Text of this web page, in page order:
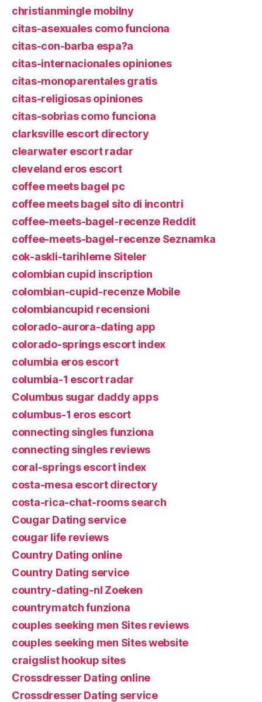
christianmingle mobilny
citas-asexuales como funciona
citas-con-barba espa?a
citas-internacionales opiniones
citas-monoparentales gratis
citas-religiosas opiniones
citas-sobrias como funciona
clarksville escort directory
clearwater escort radar
cleveland eros escort
coffee meets bagel pc
coffee meets bagel sito di incontri
coffee-meets-bagel-recenze Reddit
coffee-meets-bagel-recenze Seznamka
cok-askli-tarihleme Siteler
colombian cupid inscription
colombian-cupid-recenze Mobile
colombiancupid recensioni
colorado-aurora-dating app
colorado-springs escort index
columbia eros escort
columbia-1 escort radar
Columbus sugar daddy apps
columbus-1 eros escort
connecting singles funziona
connecting singles reviews
coral-springs escort index
costa-mesa escort directory
costa-rica-chat-rooms search
Cougar Dating service
cougar life reviews
Country Dating online
Country Dating service
country-dating-nl Zoeken
countrymatch funziona
couples seeking men Sites reviews
couples seeking men Sites website
craigslist hookup sites
Crossdresser Dating online
Crossdresser Dating service